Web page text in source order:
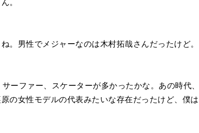
。男性でメジャーなのは木村拓哉さんだったけど。
ーファー、スケーターが多かったかな。あの時代、
の女性モデルの代表みたいな存在だったけど、僕は